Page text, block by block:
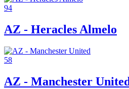
94
AZ - Heracles Almelo
58
AZ - Manchester United